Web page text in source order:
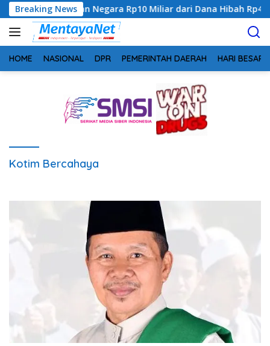
Langsung
ke
konten
Breaking News
Rugikan Negara Rp10 Miliar dari Dana Hibah Rp40 Miliar
HOME NASIONAL DPR PEMERINTAH DAERAH HARI BESAR
Kotim Bercahaya